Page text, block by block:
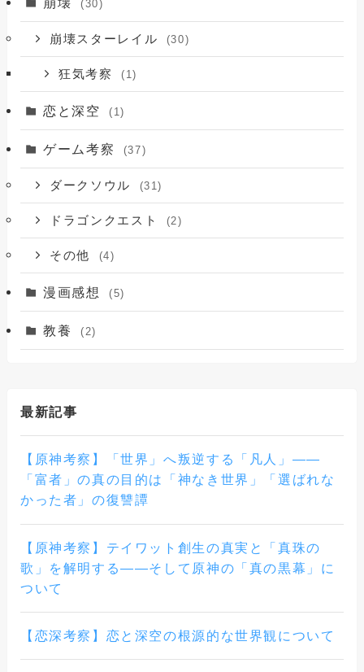
(30)
崩壊スターレイル (30)
狂気考察 (1)
恋と深空 (1)
ゲーム考察 (37)
ダークソウル (31)
ドラゴンクエスト (2)
その他 (4)
漫画感想 (5)
教養 (2)
最新記事
【原神考察】「世界」へ叛逆する「凡人」——
「富者」の真の目的は「神なき世界」「選ばれな
かった者」の復讐譚
【原神考察】テイワット創生の真実と「真珠の
歌」を解明する――そして原神の「真の黒幕」に
ついて
【恋深考察】恋と深空の根源的な世界観について